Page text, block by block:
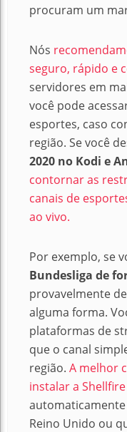
procuram um
Nós
seguro, rápido e
servidores em
você pode
esportes, caso
região. Se você
2020 no Kodi e
contornar as
canais de
ao vivo.
Por exemplo, se
Bundesliga de
provavelmente
alguma forma.
plataformas de
que o canal
região. A melhor
instalar a
Reino Unido ou